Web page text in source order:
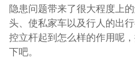
隐患问题带来了很大程度上
头、使私家车以及行人的出
控立杆起到怎么样的作用呢
下吧。